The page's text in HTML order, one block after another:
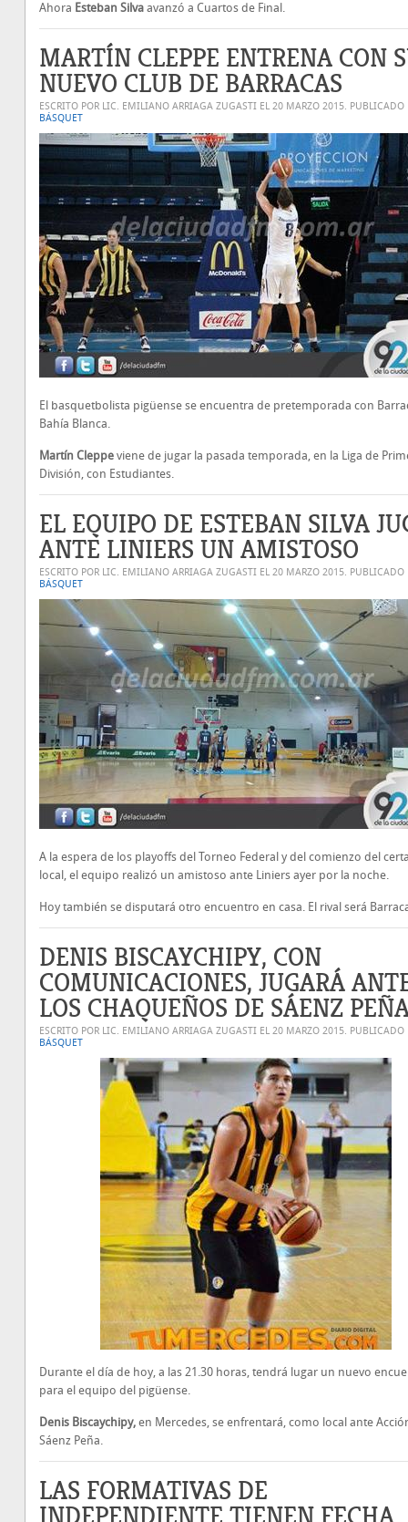
Ahora Esteban Silva avanzó a Cuartos de Final.
MARTÍN CLEPPE ENTRENA CON
NUEVO CLUB DE BARRACAS
ESCRITO POR LIC. EMILIANO ARRIAGA ZUGASTI EL 20 MARZO 2015. PUBLICADO
BÁSQUET
El basquetbolista pigüense se encuentra de pretemporada con
Bahía Blanca.
Martín Cleppe viene de jugar la pasada temporada, en la Liga de
División, con Estudiantes.
EL EQUIPO DE ESTEBAN SILVA
ANTE LINIERS UN AMISTOSO
ESCRITO POR LIC. EMILIANO ARRIAGA ZUGASTI EL 20 MARZO 2015. PUBLICADO
BÁSQUET
A la espera de los playoffs del Torneo Federal y del comienzo del
local, el equipo realizó un amistoso ante Liniers ayer por la noche.
Hoy también se disputará otro encuentro en casa. El rival será
DENIS BISCAYCHIPY, CON
COMUNICACIONES, JUGARÁ
LOS CHAQUEÑOS DE SÁENZ
ESCRITO POR LIC. EMILIANO ARRIAGA ZUGASTI EL 20 MARZO 2015. PUBLICADO
BÁSQUET
Durante el día de hoy, a las 21.30 horas, tendrá lugar un nuevo
para el equipo del pigüense.
Denis Biscaychipy, en Mercedes, se enfrentará, como local ante
Sáenz Peña.
LAS FORMATIVAS DE